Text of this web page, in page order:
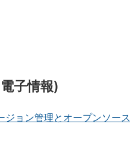
子情報)
ジョン管理とオープンソース